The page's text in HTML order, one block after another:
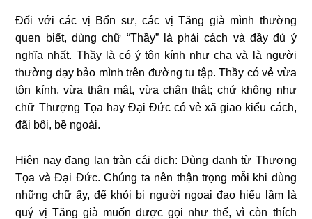
Ðối với các vị Bổn sư, các vị Tăng già mình thường
quen biết, dùng chữ “Thầy” là phải cách và đầy đủ ý
nghĩa nhất. Thầy là có ý tôn kính như cha và là người
thường dạy bảo mình trên đường tu tập. Thầy có vẻ vừa
tôn kính, vừa thân mật, vừa chân thật; chứ không như
chữ Thượng Tọa hay Ðại Ðức có vẻ xã giao kiểu cách,
đãi bôi, bề ngoài.
Hiện nay đang lan tràn cái dịch: Dùng danh từ Thượng
Tọa và Ðại Ðức. Chúng ta nên thận trọng mỗi khi dùng
những chữ ấy, để khỏi bị người ngoại đạo hiểu lầm là
quý vị Tăng già muốn được gọi như thế, vì còn thích